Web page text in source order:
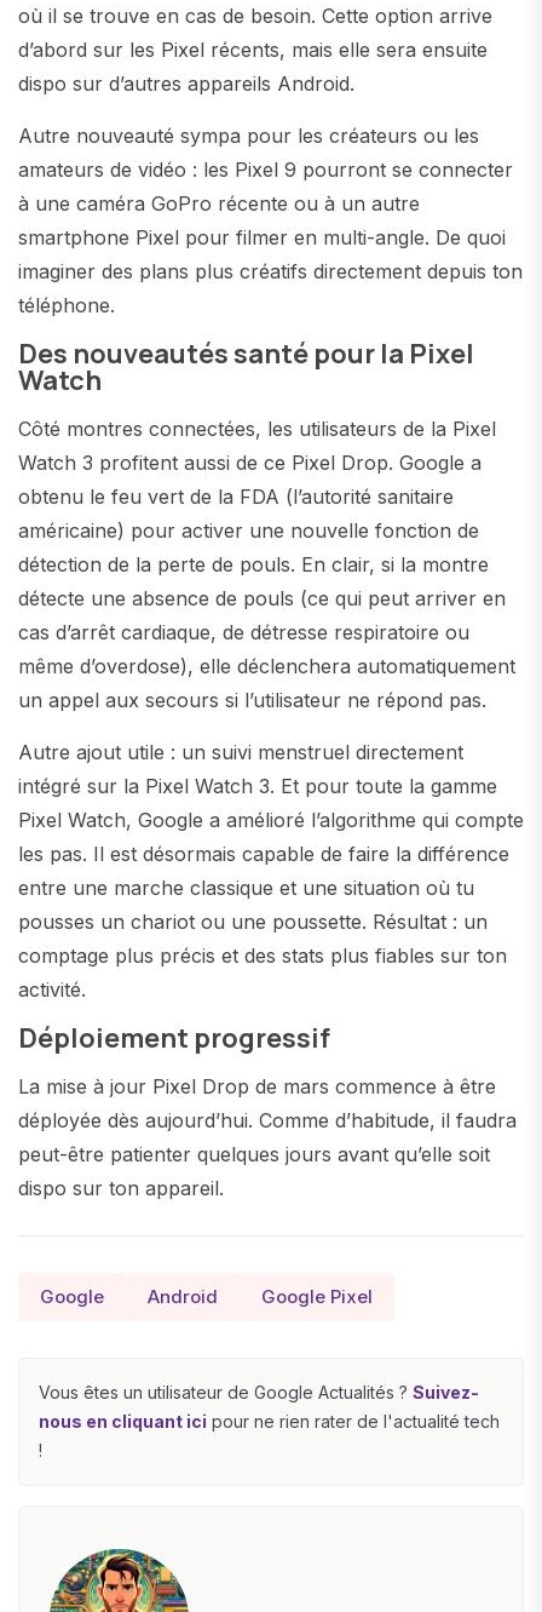
où il se trouve en cas de besoin. Cette option arrive
d’abord sur les Pixel récents, mais elle sera ensuite
dispo sur d’autres appareils Android.
Autre nouveauté sympa pour les créateurs ou les
amateurs de vidéo : les Pixel 9 pourront se connecter
à une caméra GoPro récente ou à un autre
smartphone Pixel pour filmer en multi-angle. De quoi
imaginer des plans plus créatifs directement depuis ton
téléphone.
Des nouveautés santé pour la Pixel
Watch
Côté montres connectées, les utilisateurs de la Pixel
Watch 3 profitent aussi de ce Pixel Drop. Google a
obtenu le feu vert de la FDA (l’autorité sanitaire
américaine) pour activer une nouvelle fonction de
détection de la perte de pouls. En clair, si la montre
détecte une absence de pouls (ce qui peut arriver en
cas d’arrêt cardiaque, de détresse respiratoire ou
même d’overdose), elle déclenchera automatiquement
un appel aux secours si l’utilisateur ne répond pas.
Autre ajout utile : un suivi menstruel directement
intégré sur la Pixel Watch 3. Et pour toute la gamme
Pixel Watch, Google a amélioré l’algorithme qui compte
les pas. Il est désormais capable de faire la différence
entre une marche classique et une situation où tu
pousses un chariot ou une poussette. Résultat : un
comptage plus précis et des stats plus fiables sur ton
activité.
Déploiement progressif
La mise à jour Pixel Drop de mars commence à être
déployée dès aujourd’hui. Comme d’habitude, il faudra
peut-être patienter quelques jours avant qu’elle soit
dispo sur ton appareil.
Google Android Google Pixel
Vous êtes un utilisateur de Google Actualités ? Suivez-
nous en cliquant ici pour ne rien rater de l'actualité tech
!